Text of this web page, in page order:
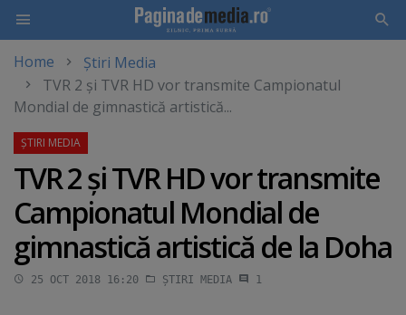
main
content
Home
Știri Media
TVR 2 şi TVR HD vor transmite Campionatul
Mondial de gimnastică artistică...
TVR 2 şi TVR HD vor transmite
Campionatul Mondial de
gimnastică artistică de la Doha
25 OCT 2018 16:20 ȘTIRI MEDIA 1